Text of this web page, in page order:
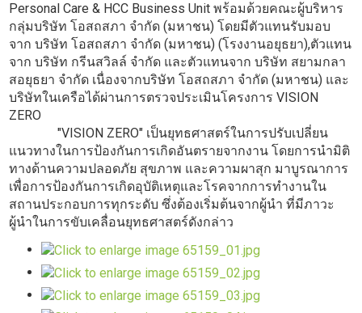
Personal Care & HCC Business Unit พร้อมด้วยคณะผู้บริหาร
กลุ่มบริษัท โอสถสภา จำกัด (มหาชน) โดยมีตัวแทนรับมอบ
จาก บริษัท โอสถสภา จำกัด (มหาชน) (โรงงานอยุธยา),ตัวแทน
จาก บริษัท กรีนสวิลล์ จำกัด และตัวแทนจาก บริษัท สยามกลา
สอยุธยา จำกัด เนื่องจากบริษัท โอสถสภา จำกัด (มหาชน) และ
บริษัทในเครือได้ผ่านการตรวจประเมินโครงการ VISION
ZERO
"VISION ZERO" เป็นยุทธศาสตร์ในการปรับเปลี่ยน
แนวทางในการป้องกันการเกิดอันตรายจากงาน โดยการนำมิติ
ทางด้านความปลอดภัย สุขภาพ และความผาสุก มาบูรณาการ
เพื่อการป้องกันการเกิดอุบัติเหตุและโรคจากการทำงานใน
สถานประกอบการทุกระดับ ซึ่งต้องเริ่มต้นจากผู้นำ ที่มีภาวะ
ผู้นำในการขับเคลื่อนยุทธศาสตร์ดังกล่าว